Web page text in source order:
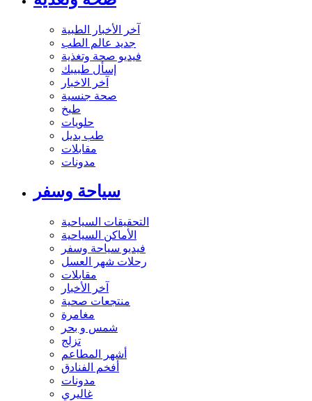
آخر الأخبار الطبية
جديد عالم الطب
فيديو صحة وتغذية
إسأل طبيبك
آخر الاخبار
صحة جنسية
طبخ
حلويات
طب بديل
مقابلات
مدونات
سياحة وسفر
التحقيقات السياحية
الأماكن السياحية
فيديو سياحة وسفر
رحلات شهر العسل
مقابلات
آخر الأخبار
منتجعات صحية
مغامرة
شمس و بحر
تزلج
أشهر المطاعم
أفخم الفنادق
مدونات
غاليري